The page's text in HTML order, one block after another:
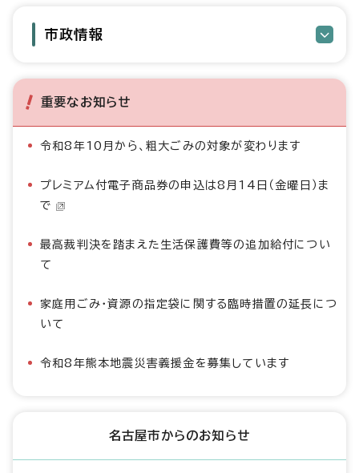
市政情報
重要なお知らせ
令和8年10月から、粗大ごみの対象が変わります
プレミアム付電子商品券の申込は8月14日（金曜日）ま
で
最高裁判決を踏まえた生活保護費等の追加給付につい
て
家庭用ごみ・資源の指定袋に関する臨時措置の延長につ
いて
令和8年熊本地震災害義援金を募集しています
名古屋市からのお知らせ